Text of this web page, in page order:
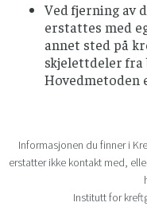
Ved fjerning av
erstattes med
annet sted på
skjelettdeler fra
Informasjonen du finner i
erstatter ikke kontakt med,
Institutt for